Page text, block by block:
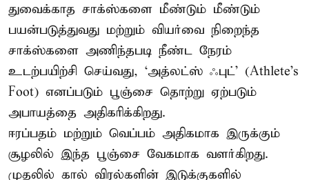
துவைக்காத சாக்ஸ்களை மீண்டும் மீண்டும்
பயன்படுத்துவது மற்றும் வியர்வை நிறைந்த
சாக்ஸ்களை அணிந்தபடி நீண்ட நேரம்
உடற்பயிற்சி செய்வது, ‘அத்லட்ஸ் ஃபுட்’ (Athlete's
Foot) எனப்படும் பூஞ்சை தொற்று ஏற்படும்
அபாயத்தை அதிகரிக்கிறது.
ஈரப்பதம் மற்றும் வெப்பம் அதிகமாக இருக்கும்
சூழலில் இந்த பூஞ்சை வேகமாக வளர்கிறது.
முதலில் கால் விரல்களின் இடுக்குகளில்